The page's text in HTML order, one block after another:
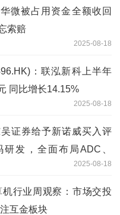
微被占用资金全额收回
索赔
2025-08-18
：联泓新科上半年
同比增长14.15%
2025-08-18
证券给予新诺威买入评
发，全面布局ADC、
2025-08-18
行业周观察：市场交投
互金板块